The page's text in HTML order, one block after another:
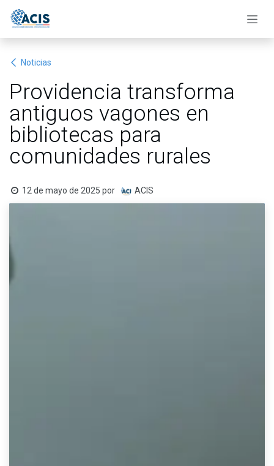
Noticias
Providencia transforma
antiguos vagones en
bibliotecas para
comunidades rurales
12 de mayo de 2025 por ACIS